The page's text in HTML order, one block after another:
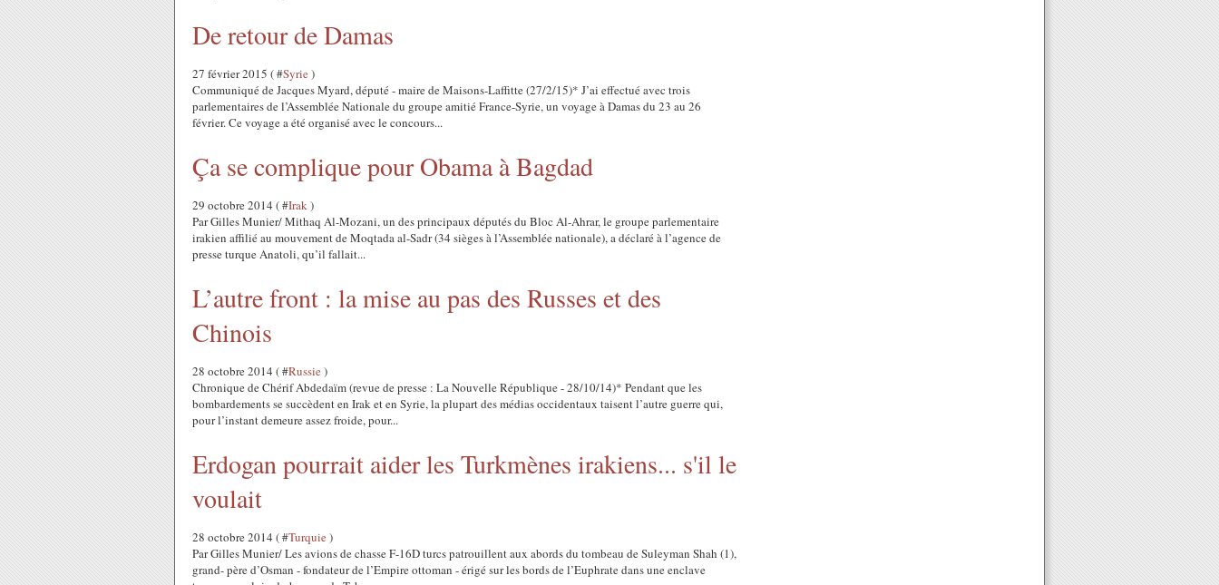
De retour de Damas
27 février 2015 ( #Syrie)
Communiqué de Jacques Myard, député - maire de Maisons-Laffitte (27/2/15)* J’ai effectué avec trois
parlementaires de l’Assemblée Nationale du groupe amitié France-Syrie, un voyage à Damas du 23 au 26
février. Ce voyage a été organisé avec le concours...
Ça se complique pour Obama à Bagdad
29 octobre 2014 ( #Irak)
Par Gilles Munier/ Mithaq Al-Mozani, un des principaux députés du Bloc Al-Ahrar, le groupe parlementaire
irakien affilié au mouvement de Moqtada al-Sadr (34 sièges à l’Assemblée nationale), a déclaré à l’agence de
presse turque Anatoli, qu’il fallait...
L’autre front : la mise au pas des Russes et des
Chinois
28 octobre 2014 ( #Russie)
Chronique de Chérif Abdedaïm (revue de presse : La Nouvelle République - 28/10/14)* Pendant que les
bombardements se succèdent en Irak et en Syrie, la plupart des médias occidentaux taisent l’autre guerre qui,
pour l’instant demeure assez froide, pour...
Erdogan pourrait aider les Turkmènes irakiens... s'il le
voulait
28 octobre 2014 ( #Turquie)
Par Gilles Munier/ Les avions de chasse F-16D turcs patrouillent aux abords du tombeau de Suleyman Shah (1),
grand- père d’Osman - fondateur de l’Empire ottoman - érigé sur les bords de l’Euphrate dans une enclave